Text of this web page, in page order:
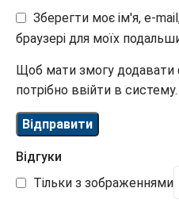
Відгуки
Тільки з зображеннями
Зберегти моє ім'я, e-
браузері для моїх
Щоб мати змогу додавати
потрібно ввійти в систему.